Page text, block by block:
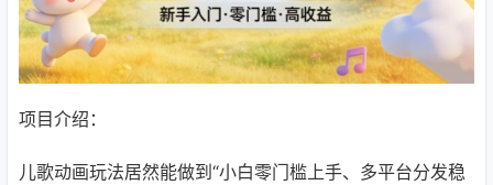
项目介绍：
儿歌动画玩法居然能做到“小白零门槛上手、多平台分发稳